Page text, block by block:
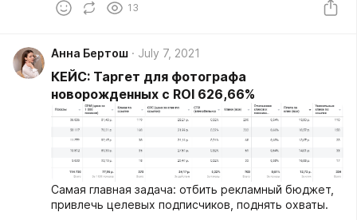
13
Анна Бертош July 7, 2021
КЕЙС: Таргет для фотографа
новорожденных с ROI 626,66%
Самая главная задача: отбить рекламный бюджет,
привлечь целевых подписчиков, поднять охваты.